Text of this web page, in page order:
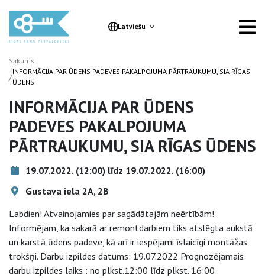
Latviešu
Sākums
/INFORMĀCIJA PAR ŪDENS PADEVES PAKALPOJUMA PĀRTRAUKUMU, SIA RĪGAS
ŪDENS
INFORMĀCIJA PAR ŪDENS
PADEVES PAKALPOJUMA
PĀRTRAUKUMU, SIA RĪGAS ŪDENS
19.07.2022. (12:00) līdz 19.07.2022. (16:00)
Gustava iela 2A, 2B
Labdien! Atvainojamies par sagādātajām neērtībām!
Informējam, ka sakarā ar remontdarbiem tiks atslēgta aukstā
un karstā ūdens padeve, kā arī ir iespējami īslaicīgi montāžas
trokšņi. Darbu izpildes datums: 19.07.2022 Prognozējamais
darbu izpildes laiks : no plkst.12:00 līdz plkst. 16:00